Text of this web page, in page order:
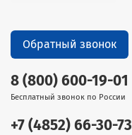
8 (800) 600-19-01
Бесплатный звонок по России
+7 (4852) 66-30-73
Обратный звонок